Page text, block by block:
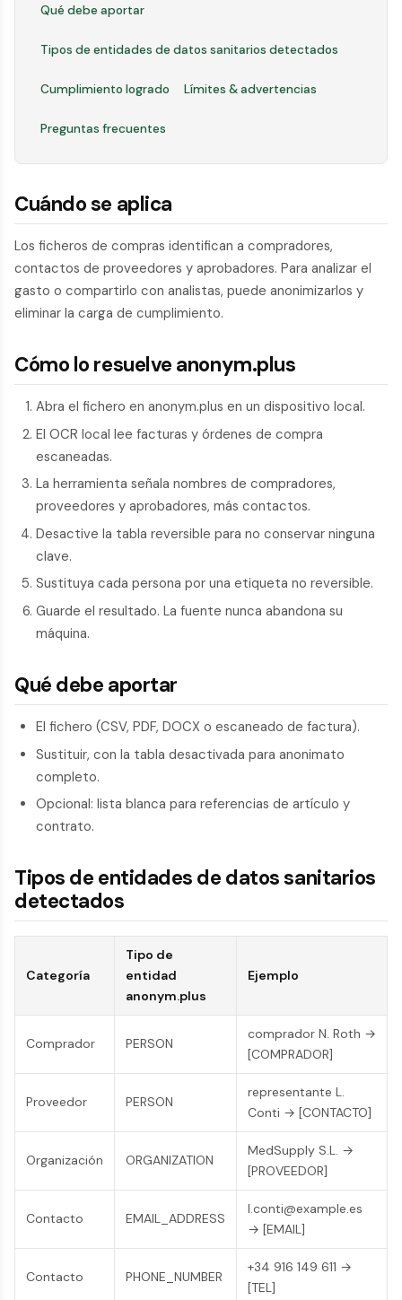
Qué debe aportar
Tipos de entidades de datos sanitarios detectados
Cumplimiento logrado Límites & advertencias
Preguntas frecuentes
Cuándo se aplica
Los ficheros de compras identifican a compradores,
contactos de proveedores y aprobadores. Para analizar el
gasto o compartirlo con analistas, puede anonimizarlos y
eliminar la carga de cumplimiento.
Cómo lo resuelve anonym.plus
Abra el fichero en anonym.plus en un dispositivo local.
El OCR local lee facturas y órdenes de compra
escaneadas.
La herramienta señala nombres de compradores,
proveedores y aprobadores, más contactos.
Desactive la tabla reversible para no conservar ninguna
clave.
Sustituya cada persona por una etiqueta no reversible.
Guarde el resultado. La fuente nunca abandona su
máquina.
Qué debe aportar
El fichero (CSV, PDF, DOCX o escaneado de factura).
Sustituir, con la tabla desactivada para anonimato
completo.
Opcional: lista blanca para referencias de artículo y
contrato.
Tipos de entidades de datos sanitarios
detectados
Categoría
Tipo de
entidad
anonym.plus
Ejemplo
Comprador PERSON
comprador N. Roth →
[COMPRADOR]
Proveedor PERSON
representante L.
Conti → [CONTACTO]
Organización ORGANIZATION
MedSupply S.L. →
[PROVEEDOR]
Contacto EMAIL_ADDRESS
l.conti@example.es
→ [EMAIL]
Contacto PHONE_NUMBER
+34 916 149 611 →
[TEL]